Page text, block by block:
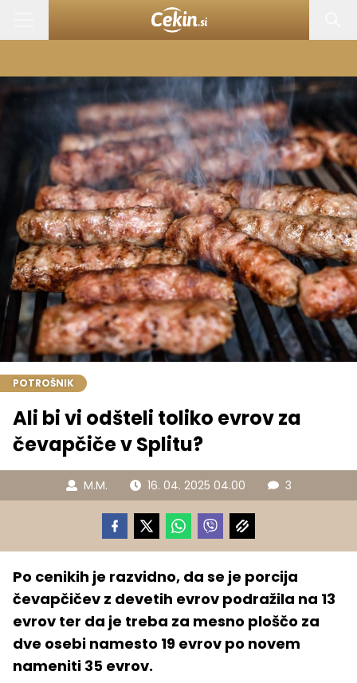
POTROŠNIK
Ali bi vi odšteli toliko evrov za
čevapčiče v Splitu?
M.M. 16. 04. 2025 04.00 3
Po cenikih je razvidno, da se je porcija
čevapčičev z devetih evrov podražila na 13
evrov ter da je treba za mesno ploščo za
dve osebi namesto 19 evrov po novem
nameniti 35 evrov.